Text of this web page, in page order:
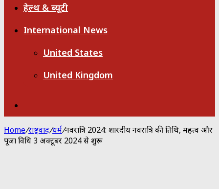
हेल्थ & ब्यूटी
International News
United States
United Kingdom
for
Home/राष्ट्रवाद/धर्म/नवरात्रि 2024: शारदीय नवरात्रि की तिथि, महत्व और
पूजा विधि 3 अक्टूबर 2024 से शुरू